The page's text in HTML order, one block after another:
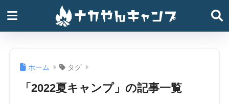
ホーム タグ
「2022夏キャンプ」の記事一覧